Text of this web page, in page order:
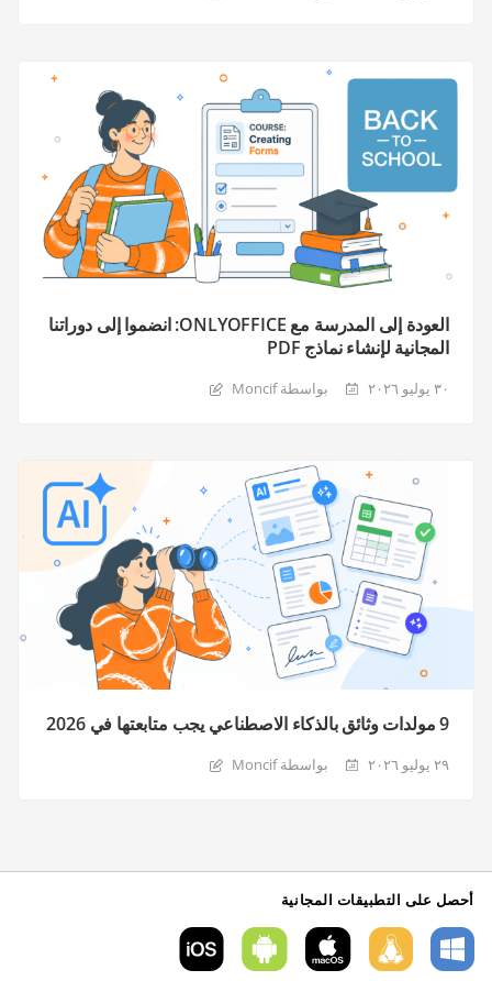
العودة إلى المدرسة مع ONLYOFFICE: انضموا إلى دوراتنا
المجانية لإنشاء نماذج PDF
٣٠ يوليو ٢٠٢٦ بواسطة Moncif
9 مولدات وثائق بالذكاء الاصطناعي يجب متابعتها في 2026
٢٩ يوليو ٢٠٢٦ بواسطة Moncif
أحصل على التطبيقات المجانية